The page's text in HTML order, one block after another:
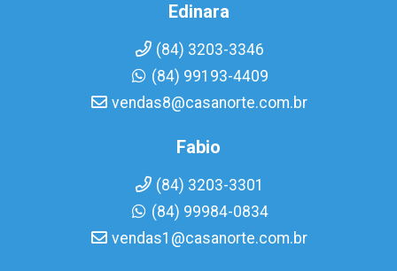
Edinara
(84) 3203-3346
(84) 99193-4409
vendas8@casanorte.com.br
Fabio
(84) 3203-3301
(84) 99984-0834
vendas1@casanorte.com.br